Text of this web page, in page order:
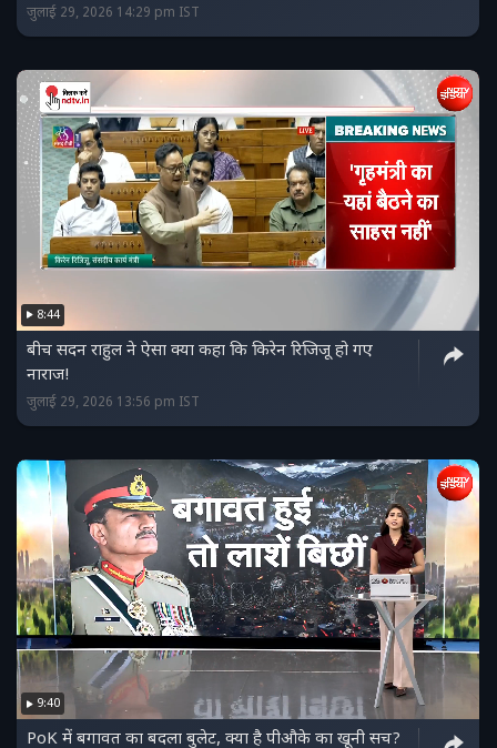
जुलाई 29, 2026 14:29 pm IST
8:44
बीच सदन राहुल ने ऐसा क्या कहा कि किरेन रिजिजू हो गए
नाराज!
जुलाई 29, 2026 13:56 pm IST
9:40
PoK में बगावत का बदला बुलेट, क्या है पीऔके का खूनी सच?